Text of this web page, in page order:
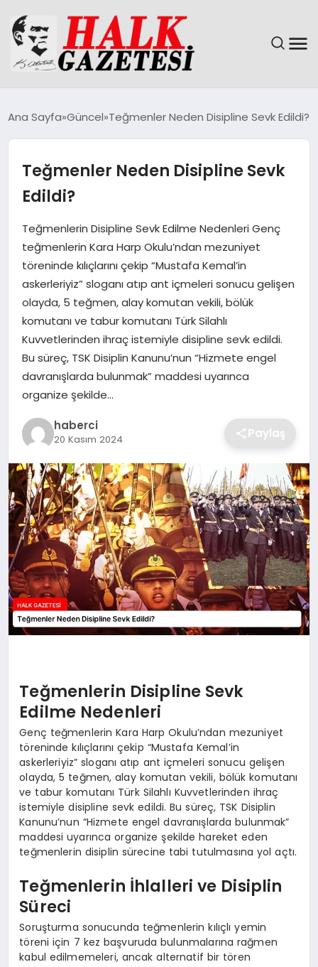
DÜNYA
EĞITIM
MAGAZIN
SAĞLIK
SIYASET
SPOR
TEKNOLOJI
YAŞAM
Ana Sayfa Güncel Teğmenler Neden Disipline Sevk Edildi?
Teğmenler Neden Disipline Sevk
Edildi?
Teğmenlerin Disipline Sevk Edilme Nedenleri Genç
teğmenlerin Kara Harp Okulu’ndan mezuniyet
töreninde kılıçlarını çekip “Mustafa Kemal’in
askerleriyiz” sloganı atıp ant içmeleri sonucu gelişen
olayda, 5 teğmen, alay komutan vekili, bölük
komutanı ve tabur komutanı Türk Silahlı
Kuvvetlerinden ihraç istemiyle disipline sevk edildi.
Bu süreç, TSK Disiplin Kanunu’nun “Hizmete engel
davranışlarda bulunmak” maddesi uyarınca
organize şekilde…
haberci
20 Kasım 2024 Paylaş
Teğmenlerin Disipline Sevk
Edilme Nedenleri
Genç teğmenlerin Kara Harp Okulu’ndan mezuniyet
töreninde kılıçlarını çekip “Mustafa Kemal’in
askerleriyiz” sloganı atıp ant içmeleri sonucu gelişen
olayda, 5 teğmen, alay komutan vekili, bölük komutanı
ve tabur komutanı Türk Silahlı Kuvvetlerinden ihraç
istemiyle disipline sevk edildi. Bu süreç, TSK Disiplin
Kanunu’nun “Hizmete engel davranışlarda bulunmak”
maddesi uyarınca organize şekilde hareket eden
teğmenlerin disiplin sürecine tabi tutulmasına yol açtı.
Teğmenlerin İhlalleri ve Disiplin
Süreci
Soruşturma sonucunda teğmenlerin kılıçlı yemin
töreni için 7 kez başvuruda bulunmalarına rağmen
kabul edilmemeleri, ancak alternatif bir tören